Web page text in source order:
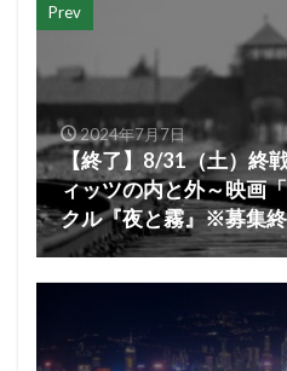
Prev
2024年7月7日
【終了】8/31（土）終
ィッツの内と外～映画
クル『夜と霧』※募集